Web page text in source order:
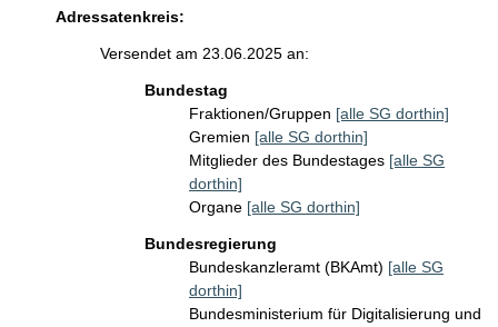
Adressatenkreis:
Versendet am 23.06.2025 an:
Bundestag
Fraktionen/Gruppen [alle SG dorthin]
Gremien [alle SG dorthin]
Mitglieder des Bundestages [alle SG
dorthin]
Organe [alle SG dorthin]
Bundesregierung
Bundeskanzleramt (BKAmt) [alle SG
dorthin]
Bundesministerium für Digitalisierung und